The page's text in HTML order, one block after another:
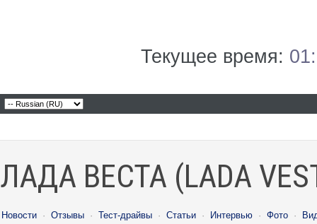
Текущее время:
ЛАДА ВЕСТА (LADA
Новости · Отзывы · Тест-драйвы · Статьи · Интервью · Фото ·